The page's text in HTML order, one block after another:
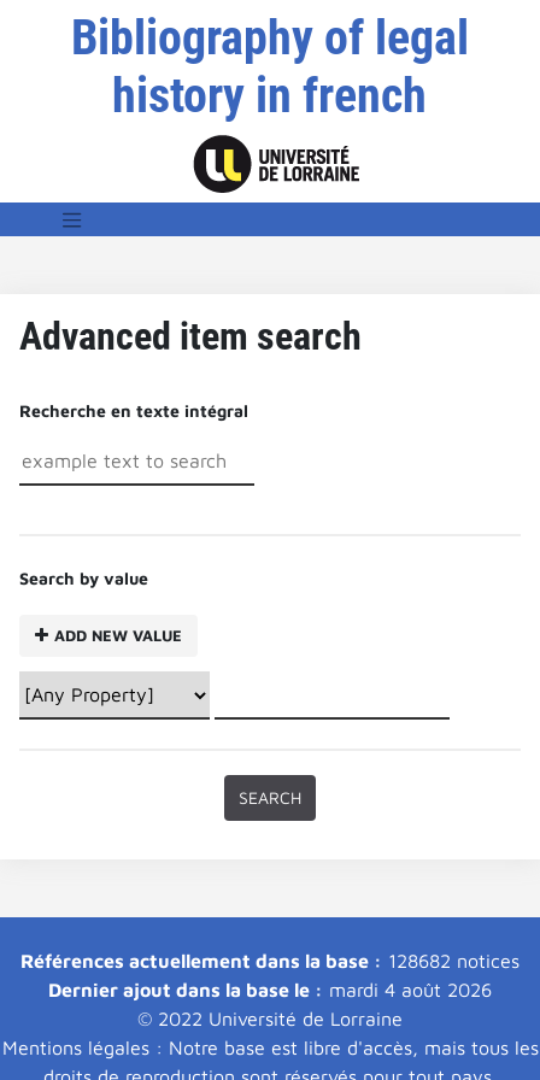
Bibliography of legal
history in french
Advanced item search
Recherche en texte intégral
Search by value
ADD NEW VALUE
Références actuellement dans la base : 128682 notices
Dernier ajout dans la base le : mardi 4 août 2026
© 2022 Université de Lorraine
Mentions légales : Notre base est libre d'accès, mais tous les